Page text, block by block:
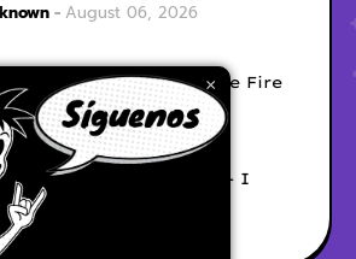
×
August 06, 2026
Diana - Her Hair's Like Fire
August 05, 2026
Vibes Rollercoaster - I
Care
August 05, 2026